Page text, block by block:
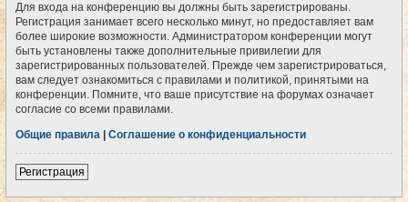
Для входа на конференцию вы должны быть зарегистрированы.
Регистрация занимает всего несколько минут, но предоставляет вам
более широкие возможности. Администратором конференции могут
быть установлены также дополнительные привилегии для
зарегистрированных пользователей. Прежде чем зарегистрироваться,
вам следует ознакомиться с правилами и политикой, принятыми на
конференции. Помните, что ваше присутствие на форумах означает
согласие со всеми правилами.
Общие правила
Соглашение о конфиденциальности
Регистрация